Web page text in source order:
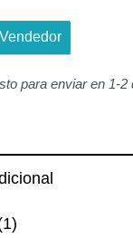
para enviar en 1-2